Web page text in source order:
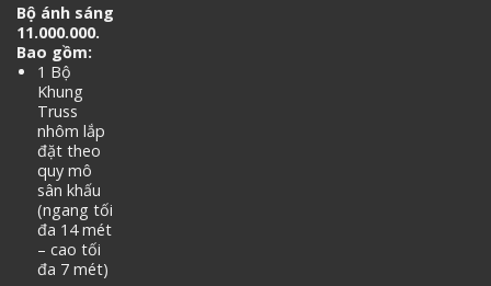
Bộ ánh sáng
11.000.000.
Bao gồm:
1 Bộ
Khung
Truss
nhôm lắp
đặt theo
quy mô
sân khấu
(ngang tối
đa 14 mét
– cao tối
đa 7 mét)